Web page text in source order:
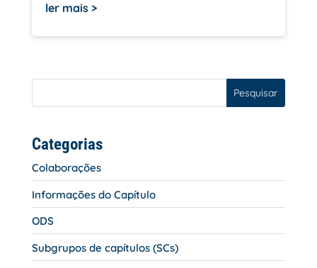
ler mais
Pesquisar
Categorias
Colaborações
Informações do Capítulo
ODS
Subgrupos de capítulos (SCs)